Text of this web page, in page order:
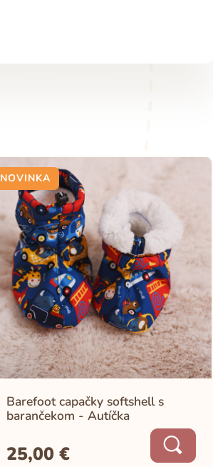
NOVINKA
Barefoot capačky softshell s
barančekom - Autíčka
25,00€